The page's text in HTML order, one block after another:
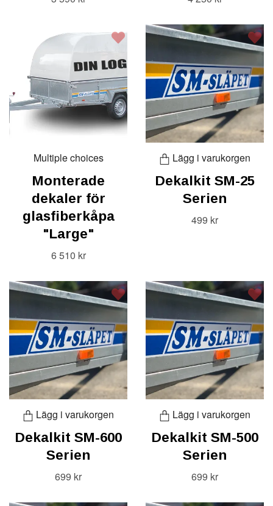
Multiple choices
Monterade
dekaler för
glasfiberkåpa
"Large"
6 510 kr
Lägg i varukorgen
Dekalkit SM-25
Serien
499 kr
Lägg i varukorgen
Dekalkit SM-600
Serien
699 kr
Lägg i varukorgen
Dekalkit SM-500
Serien
699 kr